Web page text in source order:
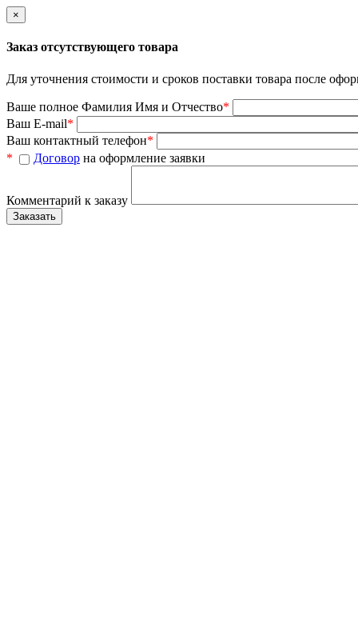
×
Заказ отсутствующего товара
Для уточнения стоимости и сроков поставки товара после
Ваше полное Фамилия Имя и Отчество*
Ваш E-mail*
Ваш контактный телефон*
*
Договор на оформление заявки
Комментарий к заказу